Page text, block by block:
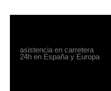
asistencia en carretera
24h en España y Europa